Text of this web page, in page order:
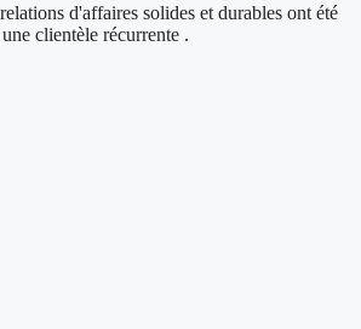
d'affaires solides et durables ont été
clientèle récurrente .